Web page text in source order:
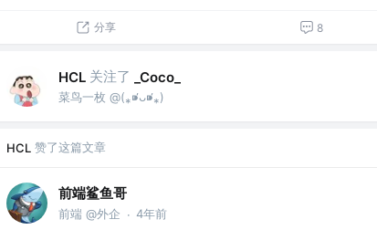
分享 8
HCL 关注了 _Coco_
菜鸟一枚 @(⁎⁍̴̛ᴗ⁍̴̛⁎)
HCL 赞了这篇文章
前端鲨鱼哥
前端 @外企 · 4年前